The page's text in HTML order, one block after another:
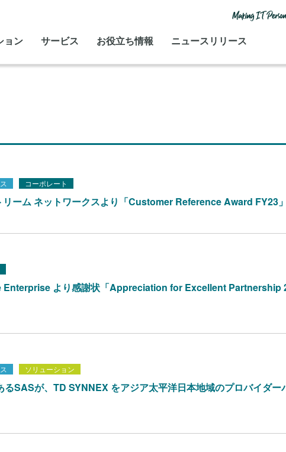
ョン サービス お役立ち情報 ニュースリリース
コーポレート
ーム ネットワークスより「Customer Reference Award FY23
Enterprise より感謝状「Appreciation for Excellent Partnership
ソリューション
るSASが、TD SYNNEX をアジア太平洋日本地域のプロバイダー